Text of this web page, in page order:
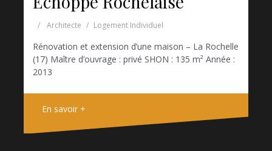
Architecte Logement Individuel
Rénovation et extension d’une maison – La Rochelle
(17) Maître d’ouvrage : privé SHON : 135 m² Année :
2013
En savoir +